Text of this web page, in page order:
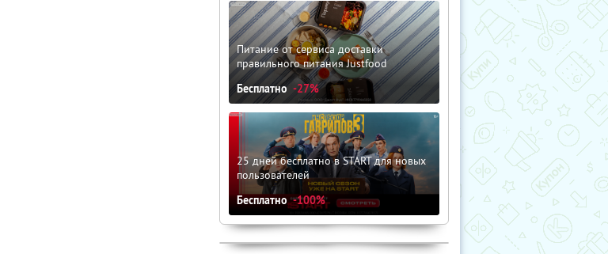
Питание от сервиса доставки
правильного питания Justfood
Бесплатно -27%
25 дней бесплатно в START для новых
пользователей
Бесплатно -100%